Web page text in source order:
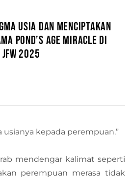
USIA DAN MENCIPTAKAN
POND’S AGE MIRACLE DI
JFW 2025
usianya kepada perempuan.”
mendengar kalimat seperti
perempuan merasa tidak